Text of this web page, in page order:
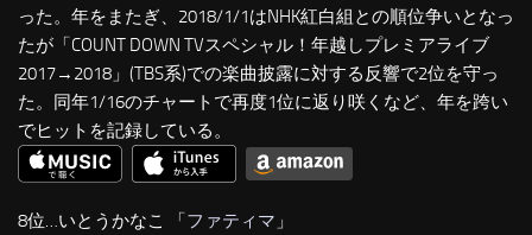
った。年をまたぎ、2018/1/1はNHK紅白組との順位争いとなっ
たが「COUNT DOWN TVスペシャル！年越しプレミアライブ
2017→2018」(TBS系)での楽曲披露に対する反響で2位を守っ
た。同年1/16のチャートで再度1位に返り咲くなど、年を跨い
でヒットを記録している。
8位…いとうかなこ 「ファティマ 」